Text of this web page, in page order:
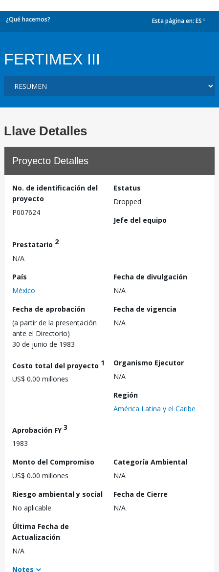
¿Qué hacemos? Esta página en: ES
FERTIMEX III
Llave Detalles
Proyecto Detalles
No. de identificación del
proyecto
P007624
Estatus
Dropped
Jefe del equipo
Prestatario 2
N/A
País
México
Fecha de divulgación
N/A
Fecha de aprobación
(a partir de la presentación
ante el Directorio)
30 de junio de 1983
Fecha de vigencia
N/A
Costo total del proyecto 1
US$ 0.00 millones
Organismo Ejecutor
N/A
Región
América Latina y el Caribe
Aprobación FY3
1983
Monto del Compromiso
US$ 0.00 millones
Categoría Ambiental
N/A
Riesgo ambiental y social
No aplicable
Fecha de Cierre
N/A
Última Fecha de
Actualización
N/A
Notes